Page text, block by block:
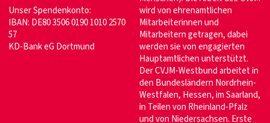
Unser Spendenkonto:
IBAN: DE80 3506 0190 1010 2570
57
KD-Bank eG Dortmund
wird von ehrenamtlichen
Mitarbeiterinnen und
Mitarbeitern getragen, dabei
werden sie von engagierten
Hauptamtlichen unterstützt.
Der CVJM-Westbund arbeitet in
den Bundesländern Nordrhein-
Westfalen, Hessen, im Saarland,
in Teilen von Rheinland-Pfalz
und von Niedersachsen. Erste